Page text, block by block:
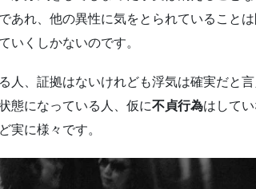
あれ、他の異性に気をとられていることは
いくしかないのです。
人、証拠はないけれども浮気は確実だと
態になっている人、仮に不貞行為はして
実に様々です。